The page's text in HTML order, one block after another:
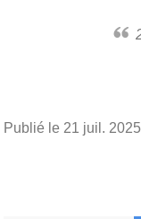
Publié le 21 juil. 2025